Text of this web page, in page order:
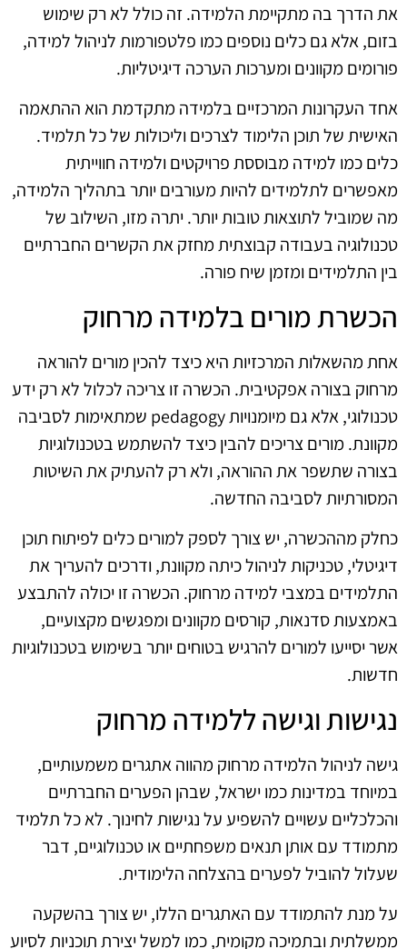
את הדרך בה מתקיימת הלמידה. זה כולל לא רק שימוש
בזום, אלא גם כלים נוספים כמו פלטפורמות לניהול למידה,
פורומים מקוונים ומערכות הערכה דיגיטליות.
אחד העקרונות המרכזיים בלמידה מתקדמת הוא ההתאמה
האישית של תוכן הלימוד לצרכים וליכולות של כל תלמיד.
כלים כמו למידה מבוססת פרויקטים ולמידה חווייתית
מאפשרים לתלמידים להיות מעורבים יותר בתהליך הלמידה,
מה שמוביל לתוצאות טובות יותר. יתרה מזו, השילוב של
טכנולוגיה בעבודה קבוצתית מחזק את הקשרים החברתיים
בין התלמידים ומזמן שיח פורה.
הכשרת מורים בלמידה מרחוק
אחת מהשאלות המרכזיות היא כיצד להכין מורים להוראה
מרחוק בצורה אפקטיבית. הכשרה זו צריכה לכלול לא רק ידע
טכנולוגי, אלא גם מיומנויות pedagogy שמתאימות לסביבה
מקוונת. מורים צריכים להבין כיצד להשתמש בטכנולוגיות
בצורה שתשפר את ההוראה, ולא רק להעתיק את השיטות
המסורתיות לסביבה החדשה.
כחלק מההכשרה, יש צורך לספק למורים כלים לפיתוח תוכן
דיגיטלי, טכניקות לניהול כיתה מקוונת, ודרכים להעריך את
התלמידים במצבי למידה מרחוק. הכשרה זו יכולה להתבצע
באמצעות סדנאות, קורסים מקוונים ומפגשים מקצועיים,
אשר יסייעו למורים להרגיש בטוחים יותר בשימוש בטכנולוגיות
חדשות.
נגישות וגישה ללמידה מרחוק
גישה לניהול הלמידה מרחוק מהווה אתגרים משמעותיים,
במיוחד במדינות כמו ישראל, שבהן הפערים החברתיים
והכלכליים עשויים להשפיע על נגישות לחינוך. לא כל תלמיד
מתמודד עם אותן תנאים משפחתיים או טכנולוגיים, דבר
שעלול להוביל לפערים בהצלחה הלימודית.
על מנת להתמודד עם האתגרים הללו, יש צורך בהשקעה
ממשלתית ובתמיכה מקומית, כמו למשל יצירת תוכניות לסיוע